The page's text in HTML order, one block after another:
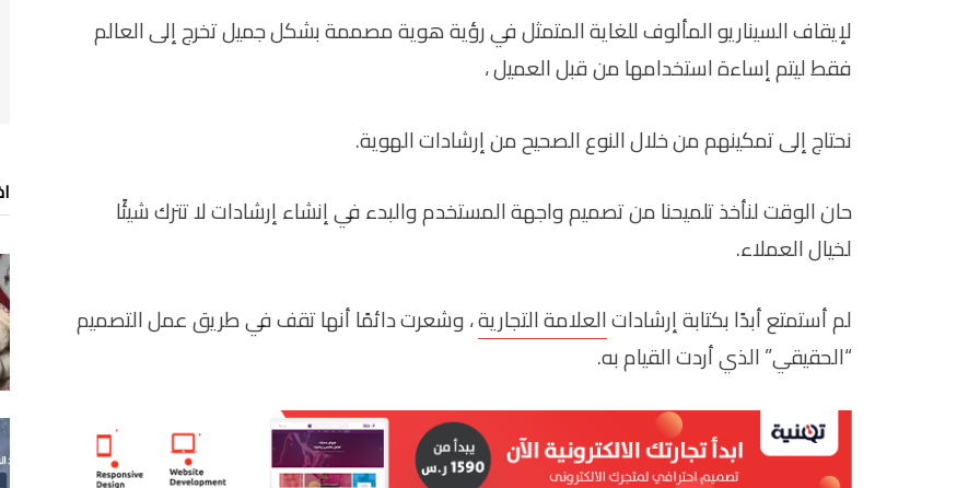
لإيقاف السيناريو المألوف للغاية المتمثل في رؤية هوية مصممة بشكل جميل تخرج إلى العالم
فقط ليتم إساءة استخدامها من قبل العميل ،
نحتاج إلى تمكينهم من خلال النوع الصحيح من إرشادات الهوية.
حان الوقت لنأخذ تلميحنا من تصميم واجهة المستخدم والبدء في إنشاء إرشادات لا تترك شيئًا
لخيال العملاء.
لم أستمتع أبدًا بكتابة إرشاداتالعلامة التجارية، وشعرت دائمًا أنها تقف في طريق عمل التصميم
“الحقيقي” الذي أردت القيام به.